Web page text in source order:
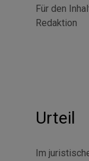
Für den
Redaktion
Urteil
Im